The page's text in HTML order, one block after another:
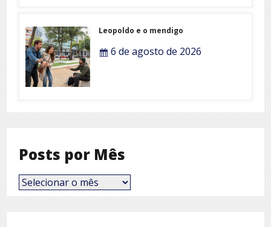
Leopoldo e o mendigo
6 de agosto de 2026
Posts por Mês
Posts
por